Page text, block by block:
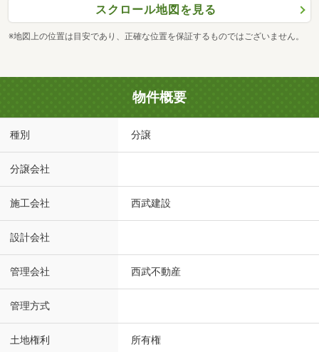
スクロール地図を見る
※地図上の位置は目安であり、正確な位置を保証するものではございません。
物件概要
種別 分譲
分譲会社
施工会社 西武建設
設計会社
管理会社 西武不動産
管理方式
土地権利 所有権